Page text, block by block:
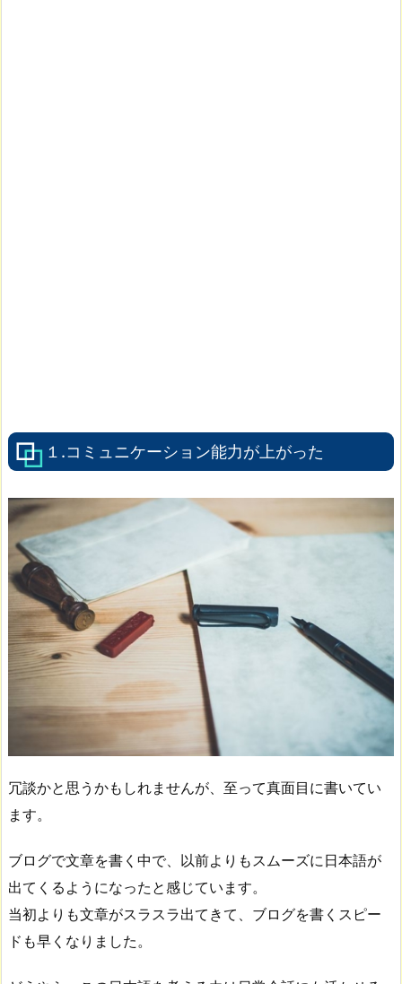
１.コミュニケーション能力が上がった
冗談かと思うかもしれませんが、至って真面目に書いてい
ます。
ブログで文章を書く中で、以前よりもスムーズに日本語が
出てくるようになったと感じています。
当初よりも文章がスラスラ出てきて、ブログを書くスピー
ドも早くなりました。